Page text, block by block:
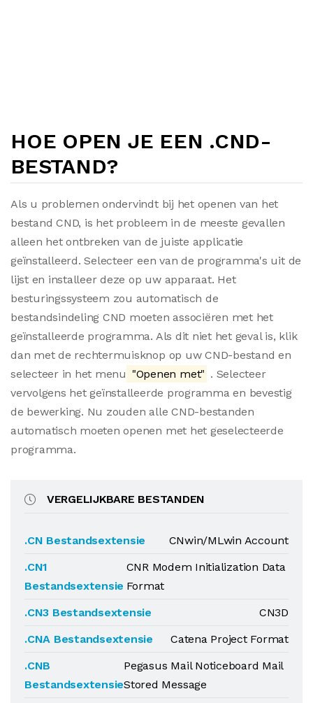
HOE OPEN JE EEN .CND-
BESTAND?
Als u problemen ondervindt bij het openen van het
bestand CND, is het probleem in de meeste gevallen
alleen het ontbreken van de juiste applicatie
geïnstalleerd. Selecteer een van de programma's uit de
lijst en installeer deze op uw apparaat. Het
besturingssysteem zou automatisch de
bestandsindeling CND moeten associëren met het
geïnstalleerde programma. Als dit niet het geval is, klik
dan met de rechtermuisknop op uw CND-bestand en
selecteer in het menu "Openen met" . Selecteer
vervolgens het geïnstalleerde programma en bevestig
de bewerking. Nu zouden alle CND-bestanden
automatisch moeten openen met het geselecteerde
programma.
VERGELIJKBARE BESTANDEN
.CN Bestandsextensie
CNwin/MLwin Account
.CN1
Bestandsextensie
CNR Modem Initialization Data
Format
.CN3 Bestandsextensie
CN3D
.CNA Bestandsextensie
Catena Project Format
.CNB
Bestandsextensie
Pegasus Mail Noticeboard Mail
Stored Message